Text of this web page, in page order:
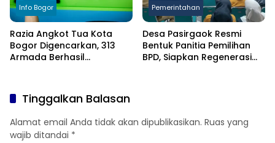
Info Bogor
Razia Angkot Tua Kota
Bogor Digencarkan, 313
Armada Berhasil
Pemerintahan
Desa Pasirgaok Resmi
Bentuk Panitia Pemilihan
BPD, Siapkan Regenerasi
Tinggalkan Balasan
Alamat email Anda tidak akan dipublikasikan. Ruas yang
wajib ditandai *